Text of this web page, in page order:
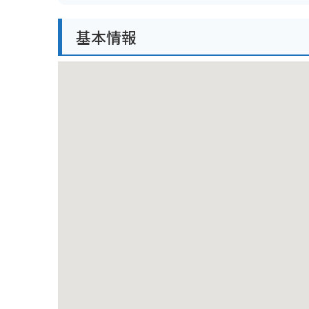
岸線を走る爽快なツーリングを楽しむことができま
基本情報